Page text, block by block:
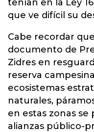
tenían en la Ley
que ve difícil su
Cabe recordar
documento de
Zidres en
reserva
ecosistemas
naturales,
en estas zonas se
alianzas público-